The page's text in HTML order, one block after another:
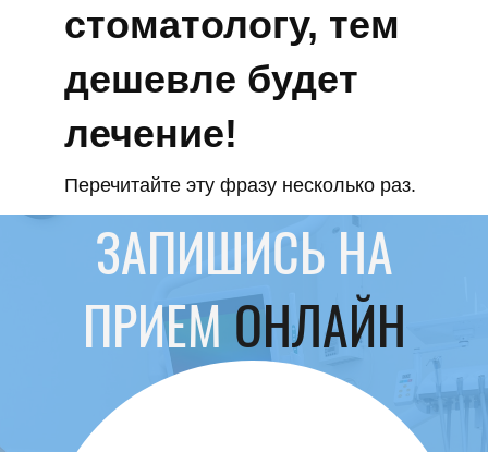
стоматологу, тем
дешевле будет
лечение!
Перечитайте эту фразу несколько раз.
ЗАПИШИСЬ НА
ПРИЕМОНЛАЙН